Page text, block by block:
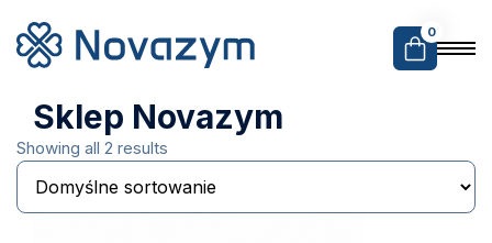
0
Sklep Novazym
Showing all 2 results